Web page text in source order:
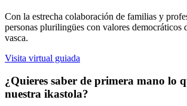
Con la estrecha colaboración de familias y
personas plurilingües con valores democráticos
vasca.
Visita virtual guiada
¿Quieres saber de primera mano lo
nuestra ikastola?